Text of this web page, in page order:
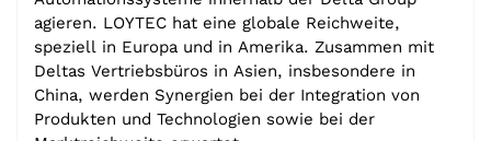
agieren. LOYTEC hat eine globale Reichweite,
speziell in Europa und in Amerika. Zusammen mit
Deltas Vertriebsbüros in Asien, insbesondere in
China, werden Synergien bei der Integration von
Produkten und Technologien sowie bei der